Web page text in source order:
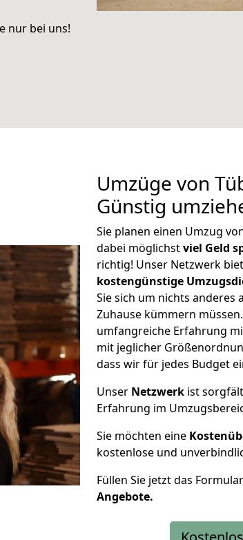
nur bei uns!
Umzüge von
Günstig
Sie planen einen Umzug
dabei möglichstviel Geld
richtig! Unser Netzwerk
kostengünstige
Sie sich um nichts anderes
Zuhause kümmern
umfangreiche Erfahrung
mit jeglicher
dass wir für jedes Budget
Unser Netzwerk ist
Erfahrung im
Sie möchten eine
kostenlose und
Füllen Sie jetzt das
Angebote.